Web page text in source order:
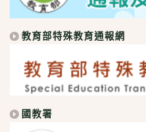
教育部特殊教育通報網
國教署